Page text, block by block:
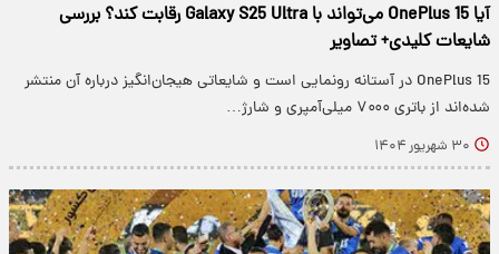
آیا OnePlus 15 می‌تواند با Galaxy S25 Ultra رقابت کند؟ بررسی
شایعات کلیدی+ تصاویر
OnePlus 15 در آستانه رونمایی است و شایعاتی هیجان‌انگیز درباره آن منتشر
شده‌اند از باتری ۷۰۰۰ میلی‌آمپری و شارژ…
۳۰ شهریور ۱۴۰۴